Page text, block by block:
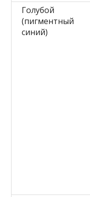
Голубой
(пигментный
синий)